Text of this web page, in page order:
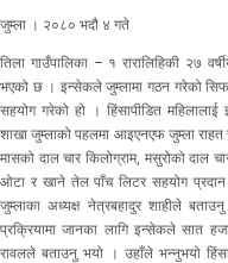
जुम्ला । २०८० भदौ ४ गते
तिला गाउँपालिका – १ रारालिहिकी २७
भएको छ । इन्सेकले जुम्लामा गठन गरेको
सहयोग गरेको हो । हिंसापीडित
शाखा जुम्लाको पहलमा आइएनएफ जुम्ला राहत
मासको दाल चार किलोग्राम, मसुरोको दाल
ओटा र खाने तेल पाँच लिटर सहयोग
जुम्लाका अध्यक्ष नेत्रबहादुर शाहीले
प्रक्रियामा जानका लागि इन्सेकले सात
रावलले बताउनु भयो । उहाँले भन्नुभयो